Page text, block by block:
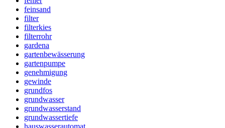
feinsand
filter
filterkies
filterrohr
gardena
gartenbewässerung
gartenpumpe
genehmigung
gewinde
grundfos
grundwasser
grundwasserstand
grundwassertiefe
hauswasserautomat